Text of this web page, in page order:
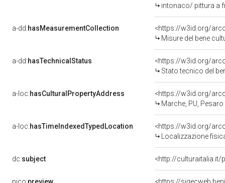
intonaco/ pittura a
a-dd:hasMeasurementCollection
<https://w3id.org/
Misure del bene
a-dd:hasTechnicalStatus
<https://w3id.org/
Stato tecnico del
a-loc:hasCulturalPropertyAddress
<https://w3id.org/
Marche, PU, Pesaro
a-loc:hasTimeIndexedTypedLocation
<https://w3id.org/
Localizzazione
dc:subject <http://culturaitalia.it/